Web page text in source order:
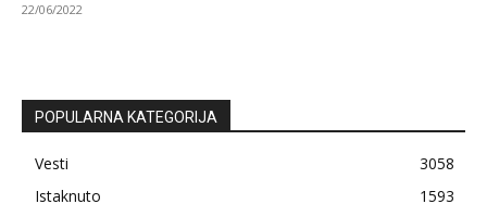
22/06/2022
POPULARNA KATEGORIJA
Vesti
3058
Istaknuto
1593